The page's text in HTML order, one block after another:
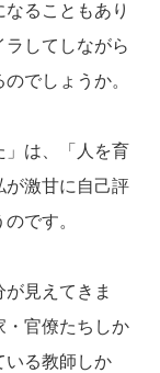
ることもあり
ラしてしながら
でしょうか。
」は、「人を育
が激甘に自己評
です。
見えてきま
・官僚たちしか
いる教師しか